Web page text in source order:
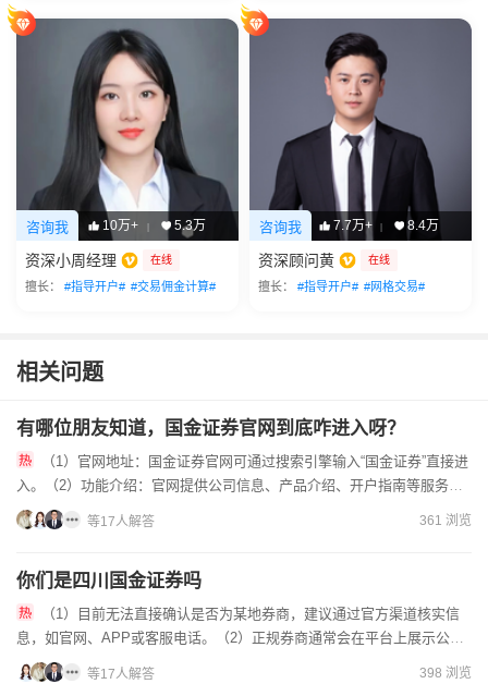
咨询我 10万+ | 5.3万
资深小周经理 在线
擅长： #指导开户# #交易佣金计算#
咨询我 7.7万+ | 8.4万
资深顾问黄 在线
擅长： #指导开户# #网格交易#
相关问题
有哪位朋友知道，国金证券官网到底咋进入呀？
入。（2）功能介绍：官网提供公司信息、产品介绍、开户指南等服务。
（3）安全提示：建议通过官方渠道进入，避免钓鱼网站。（4...
等17人解答 361 浏览
你们是四川国金证券吗
息，如官网、APP或客服电话。（2）正规券商通常会在平台上展示公司
名称、营业部地址、执业资格编号等信息，便于识别。（3）若发...
等17人解答 398 浏览